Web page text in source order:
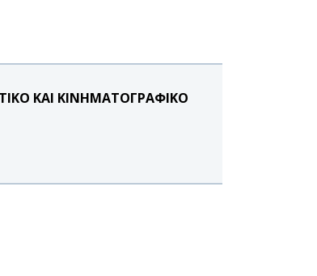
ΚΑΙ ΚΙΝΗΜΑΤΟΓΡΑΦΙΚΟ